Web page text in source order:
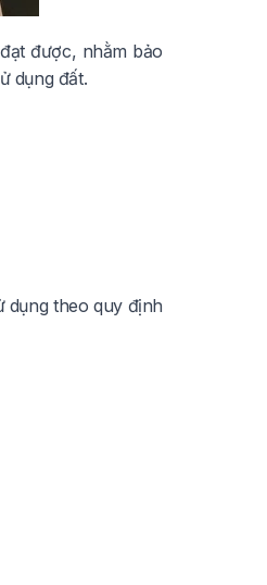
được, nhằm bảo
dụng đất.
dụng theo quy định